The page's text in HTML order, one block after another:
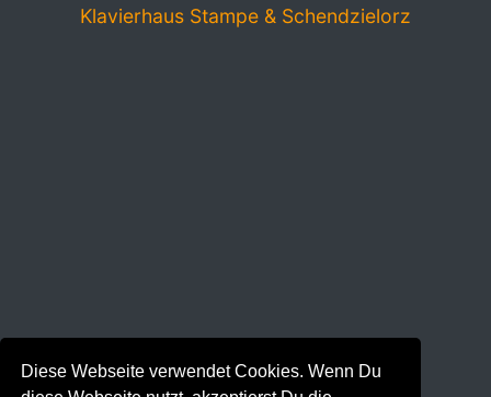
Diese Webseite verwendet Cookies. Wenn Du
Klavierhaus Stampe & Schendzielorz